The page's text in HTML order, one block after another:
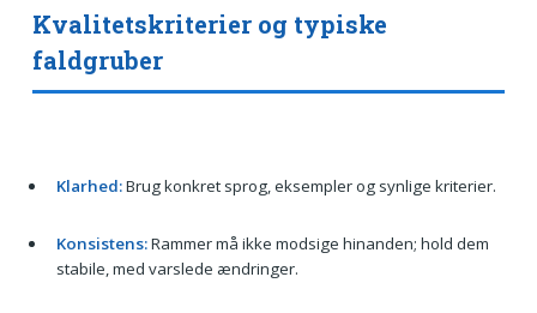
Kvalitetskriterier og typiske
faldgruber
Klarhed:Brug konkret sprog, eksempler og synlige kriterier.
Konsistens:Rammer må ikke modsige hinanden; hold dem
stabile, med varslede ændringer.